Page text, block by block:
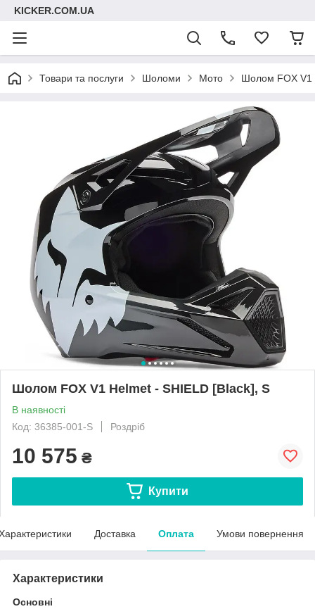
KICKER.COM.UA
Товари та послуги Шоломи Мото Шолом FOX V1
Шолом FOX V1 Helmet - SHIELD [Black], S
В наявності
Код: 36385-001-S
Роздріб
10 575 ₴
Купити
Доставка Оплата Умови повернення
Характеристики
Основні